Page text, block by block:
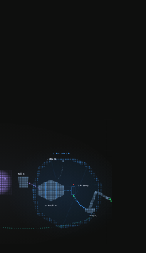
规划器
安全 + 网络安全
确定性控制
安全监视器
人工接管
机器人